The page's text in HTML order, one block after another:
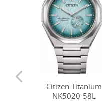
Citizen Titanium
NK5020-58L